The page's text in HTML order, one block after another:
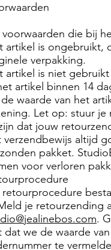
voorwaarden die bij
artikel is ongebruikt,
verpakking.
artikel is niet
artikel binnen 14
waarde van het
Let op: stuur je
dat jouw
verzendbewijs altijd
pakket.
voor verloren
retourprocedure
je retourzending
.
dat we de waarde
te